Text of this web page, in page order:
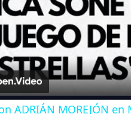
ADRIÁN MOREJÓN en